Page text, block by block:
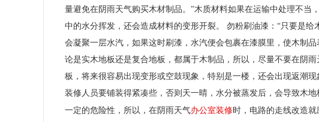
量避免在阴雨天气购买木材制品。”木质材料如果在运输中处理不
中的水分挥发，还会造成材料的变形开裂。 勿粉刷油漆：“只要是
会凝聚一层水汽，如果这时刷漆，水汽便会包裹在漆膜里，使木制
论是实木地板还是复合地板，都属于木制品，所以，尽量不要在阴
板，将来很容易出现变形或空鼓现象，特别是一楼，还会出现返潮
装修人员要铺装得紧凑些，否则天一晴，水分被蒸发后，会导致木
一定的危险性，所以，在阴雨天气办公室装修时，电路的走线改造